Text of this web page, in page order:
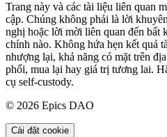
Trang này và các tài liệu liên quan
cập. Chúng không phải là lời
nghị hoặc lời mời liên quan đến bất
chính nào. Không hứa hẹn kết quả
nhượng lại, khả năng có mặt trên
phối, mua lại hay giá trị tương lai.
cụ self-custody.
© 2026 Epics DAO
Cài đặt cookie